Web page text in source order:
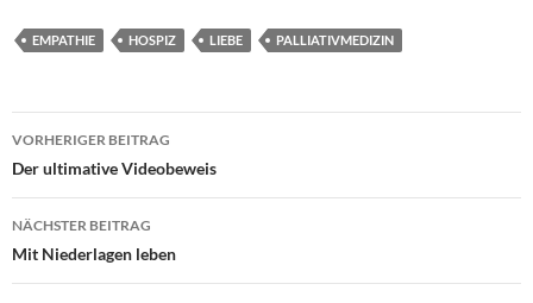
EMPATHIE HOSPIZ LIEBE PALLIATIVMEDIZIN
Beitragsnavigation
VORHERIGER BEITRAG
Der ultimative Videobeweis
NÄCHSTER BEITRAG
Mit Niederlagen leben